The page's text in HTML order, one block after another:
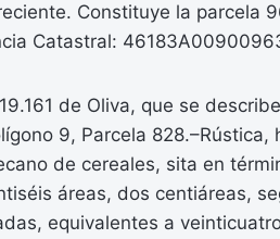
Constituye la parcela
Catastral:
de Oliva, que se
9, Parcela
de cereales, sita en
áreas, dos centiáreas,
equivalentes a